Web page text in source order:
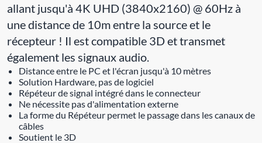
allant jusqu'à 4K UHD (3840x2160) @ 60Hz à
une distance de 10m entre la source et le
récepteur ! Il est compatible 3D et transmet
également les signaux audio.
Distance entre le PC et l'écran jusqu'à 10 mètres
Solution Hardware, pas de logiciel
Répéteur de signal intégré dans le connecteur
Ne nécessite pas d'alimentation externe
La forme du Répéteur permet le passage dans les canaux de
câbles
Soutient le 3D